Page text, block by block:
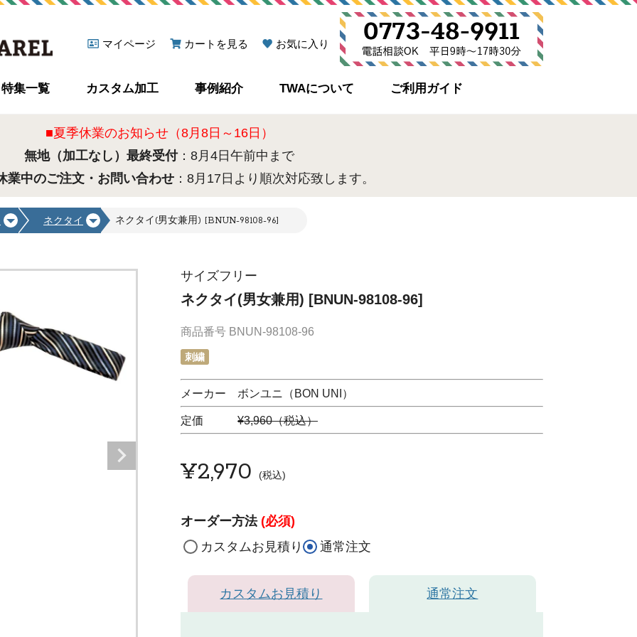
マイページ カートを見る お気に入り
特集一覧 カスタム加工 事例紹介 TWAについて ご利用ガイド
■夏季休業のお知らせ（8月8日～16日）
無地（加工なし）最終受付：8月4日午前中まで
業中のご注文・お問い合わせ ：8月17日より順次対応致します。
ネクタイ ネクタイ(男女兼用) [BNUN-98108-96]
サイズフリー
ネクタイ(男女兼用) [BNUN-98108-96]
商品番号 BNUN-98108-96
刺繍
メーカー ボンユニ（BON UNI）
定価 ¥3,960（税込）
¥2,970 税込
オーダー方法 (必須)
カスタムお見積り
通常注文
カスタムお見積り 通常注文